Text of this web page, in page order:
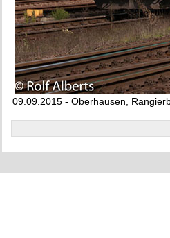
09.09.2015 - Oberhausen,